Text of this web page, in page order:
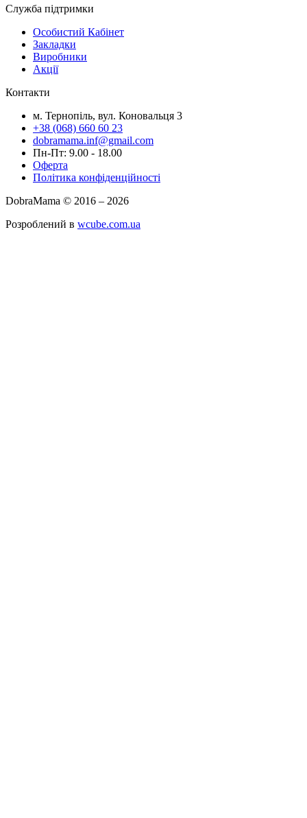
Служба підтримки
Особистий Кабінет
Закладки
Виробники
Акції
Контакти
м. Тернопіль, вул. Коновальця 3
+38 (068) 660 60 23
dobramama.inf@gmail.com
Пн-Пт: 9.00 - 18.00
Оферта
Політика конфіденційності
DobraMama © 2016 – 2026
Розроблений в wcube.com.ua